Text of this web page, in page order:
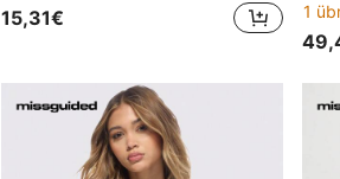
15,31€
1